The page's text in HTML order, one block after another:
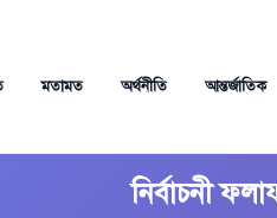
মতামত অর্থনীতি আন্তর্জাতিক
নির্বাচনী